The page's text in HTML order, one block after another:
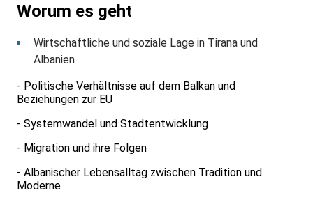
Worum es geht
Wirtschaftliche und soziale Lage in Tirana und
Albanien
- Politische Verhältnisse auf dem Balkan und
Beziehungen zur EU
- Systemwandel und Stadtentwicklung
- Migration und ihre Folgen
- Albanischer Lebensalltag zwischen Tradition und
Moderne